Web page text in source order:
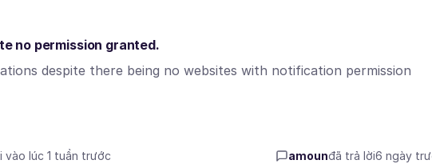
no permission granted.
despite there being no websites with notification permission
vào lúc 1 tuần trước amounđã trả lời6 ngày